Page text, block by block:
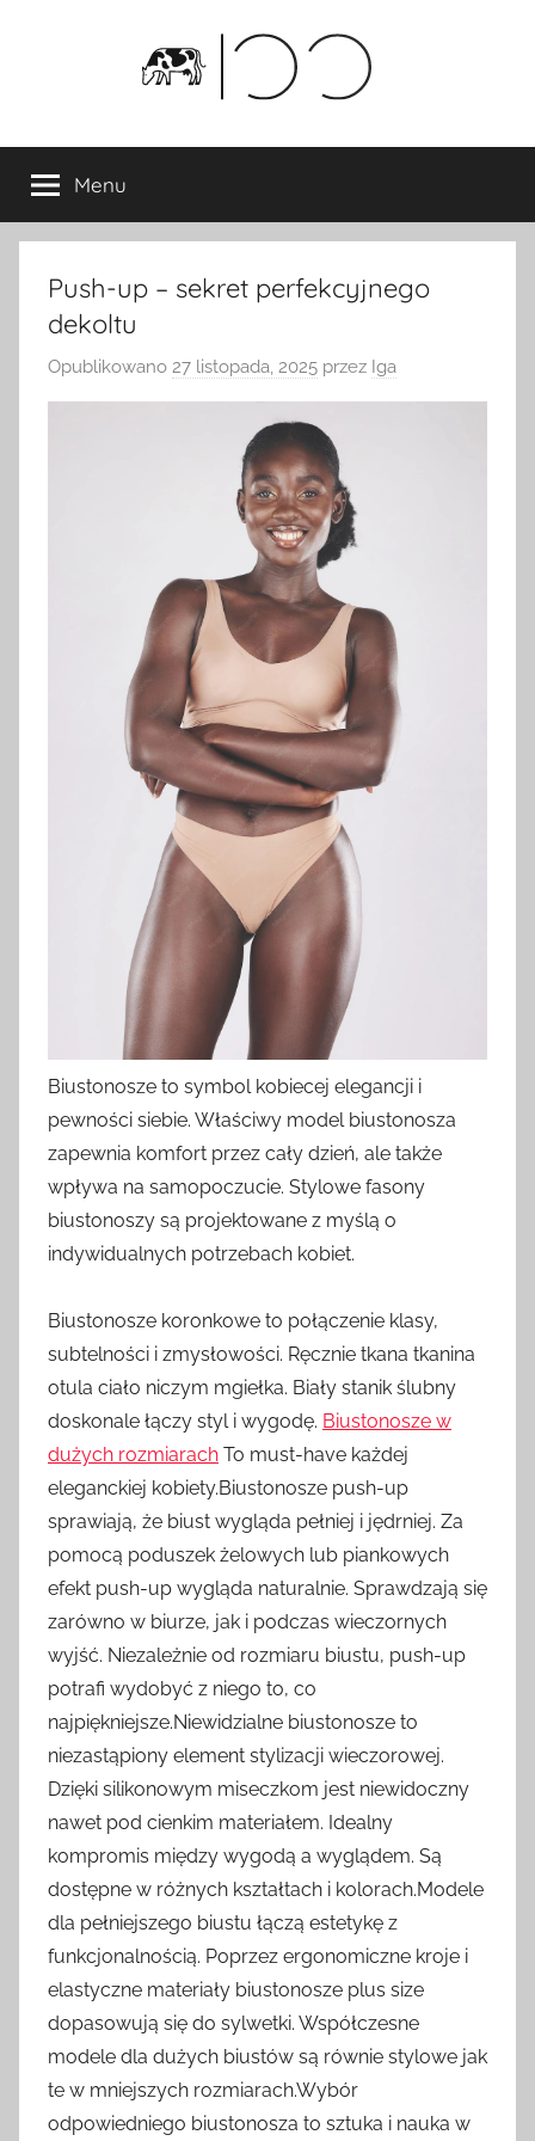
Menu
Push-up – sekret perfekcyjnego
dekoltu
Opublikowano 27 listopada, 2025 przez Iga
Biustonosze to symbol kobiecej elegancji i
pewności siebie. Właściwy model biustonosza
zapewnia komfort przez cały dzień, ale także
wpływa na samopoczucie. Stylowe fasony
biustonoszy są projektowane z myślą o
indywidualnych potrzebach kobiet.
Biustonosze koronkowe to połączenie klasy,
subtelności i zmysłowości. Ręcznie tkana tkanina
otula ciało niczym mgiełka. Biały stanik ślubny
doskonale łączy styl i wygodę. Biustonosze w
dużych rozmiarach To must-have każdej
eleganckiej kobiety.Biustonosze push-up
sprawiają, że biust wygląda pełniej i jędrniej. Za
pomocą poduszek żelowych lub piankowych
efekt push-up wygląda naturalnie. Sprawdzają się
zarówno w biurze, jak i podczas wieczornych
wyjść. Niezależnie od rozmiaru biustu, push-up
potrafi wydobyć z niego to, co
najpiękniejsze.Niewidzialne biustonosze to
niezastąpiony element stylizacji wieczorowej.
Dzięki silikonowym miseczkom jest niewidoczny
nawet pod cienkim materiałem. Idealny
kompromis między wygodą a wyglądem. Są
dostępne w różnych kształtach i kolorach.Modele
dla pełniejszego biustu łączą estetykę z
funkcjonalnością. Poprzez ergonomiczne kroje i
elastyczne materiały biustonosze plus size
dopasowują się do sylwetki. Współczesne
modele dla dużych biustów są równie stylowe jak
te w mniejszych rozmiarach.Wybór
odpowiedniego biustonosza to sztuka i nauka w